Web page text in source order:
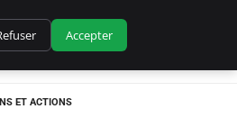
ET ACTIONS
Accepter